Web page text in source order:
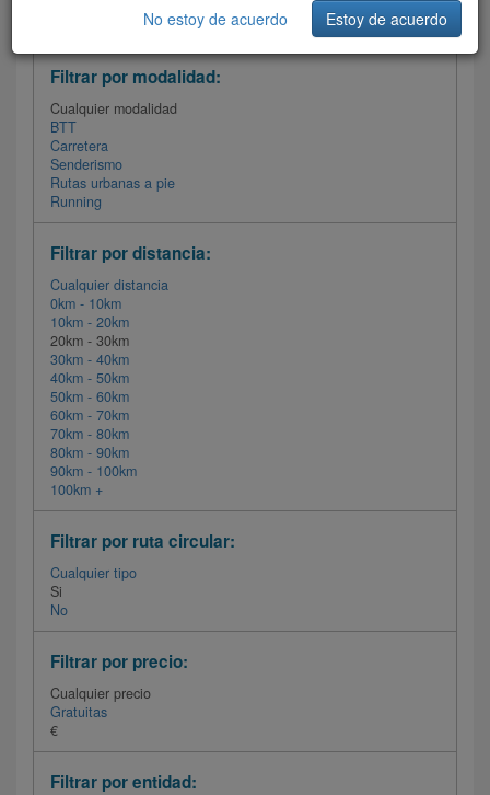
Filtrar las rutas
Filtrar por modalidad:
Cualquier modalidad
BTT
Carretera
Senderismo
Rutas urbanas a pie
Running
Filtrar por distancia:
Cualquier distancia
0km - 10km
10km - 20km
20km - 30km
30km - 40km
40km - 50km
50km - 60km
60km - 70km
70km - 80km
80km - 90km
90km - 100km
100km +
Filtrar por ruta circular:
Cualquier tipo
Si
No
Filtrar por precio:
Cualquier precio
Gratuitas
€
Filtrar por entidad:
No estoy de acuerdo Estoy de acuerdo